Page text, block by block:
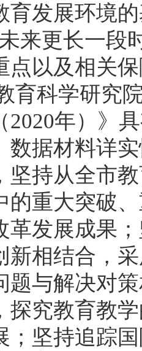
育发展环境
来更长一段
点以及相关
育科学研究
2020年）》
数据材料详
坚持从全市
的重大突破
革发展成果
新相结合，
题与解决对
探究教育教
；坚持追踪